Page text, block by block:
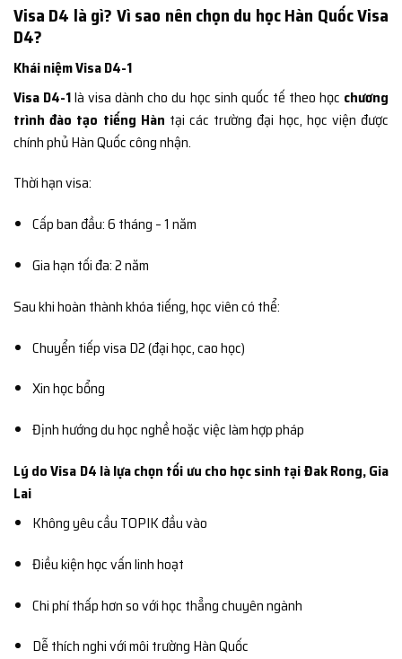
Visa D4 là gì? Vì sao nên chọn du học Hàn Quốc Visa
D4?
Khái niệm Visa D4-1
Visa D4-1là visa dành cho du học sinh quốc tế theo học chương
trình đào tạo tiếng Hàn tại các trường đại học, học viện được
chính phủ Hàn Quốc công nhận.
Thời hạn visa:
Cấp ban đầu: 6 tháng – 1 năm
Gia hạn tối đa: 2 năm
Sau khi hoàn thành khóa tiếng, học viên có thể:
Chuyển tiếp visa D2 (đại học, cao học)
Xin học bổng
Định hướng du học nghề hoặc việc làm hợp pháp
Lý do Visa D4 là lựa chọn tối ưu cho học sinh tại Đak Rong, Gia
Lai
Không yêu cầu TOPIK đầu vào
Điều kiện học vấn linh hoạt
Chi phí thấp hơn so với học thẳng chuyên ngành
Dễ thích nghi với môi trường Hàn Quốc